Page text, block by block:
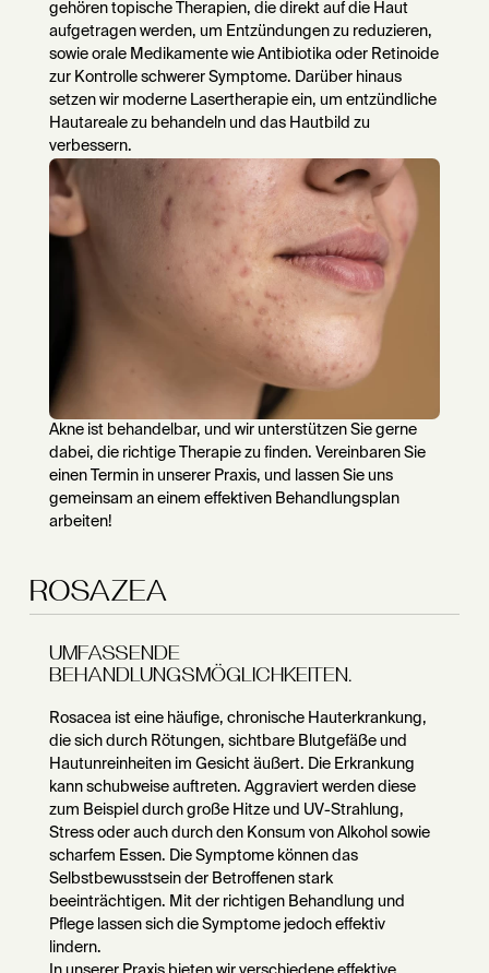
gehören topische Therapien, die direkt auf die Haut
aufgetragen werden, um Entzündungen zu reduzieren,
sowie orale Medikamente wie Antibiotika oder Retinoide
zur Kontrolle schwerer Symptome. Darüber hinaus
setzen wir moderne Lasertherapie ein, um entzündliche
Hautareale zu behandeln und das Hautbild zu
verbessern.
Akne ist behandelbar, und wir unterstützen Sie gerne
dabei, die richtige Therapie zu finden. Vereinbaren Sie
einen Termin in unserer Praxis, und lassen Sie uns
gemeinsam an einem effektiven Behandlungsplan
arbeiten!
ROSAZEA
UMFASSENDE
BEHANDLUNGSMÖGLICHKEITEN.
Rosacea ist eine häufige, chronische Hauterkrankung,
die sich durch Rötungen, sichtbare Blutgefäße und
Hautunreinheiten im Gesicht äußert. Die Erkrankung
kann schubweise auftreten. Aggraviert werden diese
zum Beispiel durch große Hitze und UV-Strahlung,
Stress oder auch durch den Konsum von Alkohol sowie
scharfem Essen. Die Symptome können das
Selbstbewusstsein der Betroffenen stark
beeinträchtigen. Mit der richtigen Behandlung und
Pflege lassen sich die Symptome jedoch effektiv
lindern.